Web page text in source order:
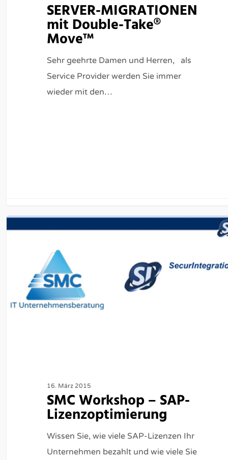
SERVER-MIGRATIONEN
mit Double-Take®
Move™
Sehr geehrte Damen und Herren, als
Service Provider werden Sie immer
wieder mit den…
16. März 2015
SMC Workshop – SAP-
Lizenzoptimierung
Wissen Sie, wie viele SAP-Lizenzen Ihr
Unternehmen bezahlt und wie viele Sie